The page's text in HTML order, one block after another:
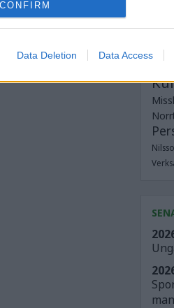
CONFIRM
Data Deletion Data Access